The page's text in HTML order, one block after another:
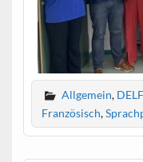
Allgemein, DELF
Französisch,